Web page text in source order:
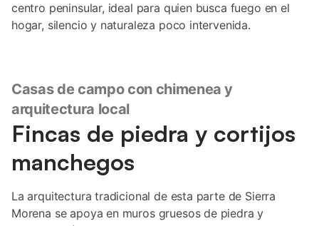
centro peninsular, ideal para quien busca fuego en el
hogar, silencio y naturaleza poco intervenida.
Casas de campo con chimenea y
arquitectura local
Fincas de piedra y cortijos
manchegos
La arquitectura tradicional de esta parte de Sierra
Morena se apoya en muros gruesos de piedra y